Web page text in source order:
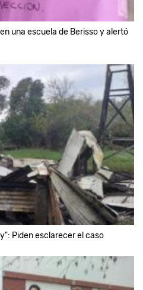
una escuela de Berisso y alertó
Piden esclarecer el caso